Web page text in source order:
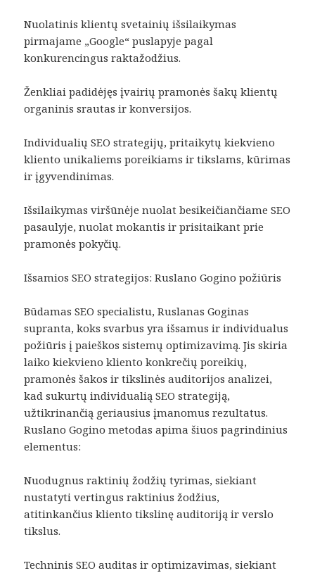
Nuolatinis klientų svetainių išsilaikymas
pirmajame „Google“ puslapyje pagal
konkurencingus raktažodžius.
Ženkliai padidėjęs įvairių pramonės šakų klientų
organinis srautas ir konversijos.
Individualių SEO strategijų, pritaikytų kiekvieno
kliento unikaliems poreikiams ir tikslams, kūrimas
ir įgyvendinimas.
Išsilaikymas viršūnėje nuolat besikeičiančiame SEO
pasaulyje, nuolat mokantis ir prisitaikant prie
pramonės pokyčių.
Išsamios SEO strategijos: Ruslano Gogino požiūris
Būdamas SEO specialistu, Ruslanas Goginas
supranta, koks svarbus yra išsamus ir individualus
požiūris į paieškos sistemų optimizavimą. Jis skiria
laiko kiekvieno kliento konkrečių poreikių,
pramonės šakos ir tikslinės auditorijos analizei,
kad sukurtų individualią SEO strategiją,
užtikrinančią geriausius įmanomus rezultatus.
Ruslano Gogino metodas apima šiuos pagrindinius
elementus:
Nuodugnus raktinių žodžių tyrimas, siekiant
nustatyti vertingus raktinius žodžius,
atitinkančius kliento tikslinę auditoriją ir verslo
tikslus.
Techninis SEO auditas ir optimizavimas, siekiant